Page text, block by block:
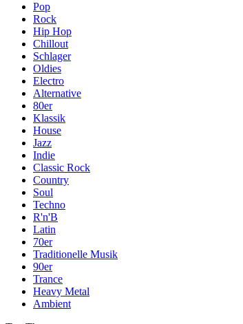
Pop
Rock
Hip Hop
Chillout
Schlager
Oldies
Electro
Alternative
80er
Klassik
House
Jazz
Indie
Classic Rock
Country
Soul
Techno
R'n'B
Latin
70er
Traditionelle Musik
90er
Trance
Heavy Metal
Ambient